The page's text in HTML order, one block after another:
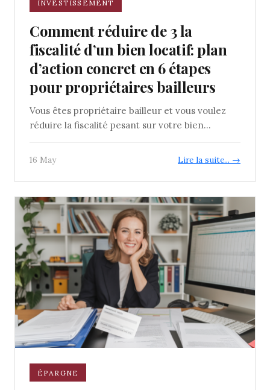
INVESTISSEMENT
Comment réduire de 3 la
fiscalité d’un bien locatif: plan
d’action concret en 6 étapes
pour propriétaires bailleurs
Vous êtes propriétaire bailleur et vous voulez
réduire la fiscalité pesant sur votre bien...
16 May Lire la suite... →
ÉPARGNE